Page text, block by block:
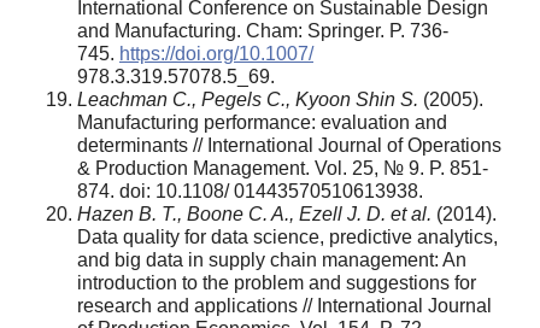
International Conference on Sustainable Design
and Manufacturing. Cham: Springer. P. 736-
745. https://doi.org/10.1007/
978.3.319.57078.5_69.
Leachman C., Pegels C., Kyoon Shin S. (2005).
Manufacturing performance: evaluation and
determinants // International Journal of Operations
& Production Management. Vol. 25, № 9. P. 851-
874. doi: 10.1108/ 01443570510613938.
Hazen B. T., Boone C. A., Ezell J. D. et al. (2014).
Data quality for data science, predictive analytics,
and big data in supply chain management: An
introduction to the problem and suggestions for
research and applications // International Journal